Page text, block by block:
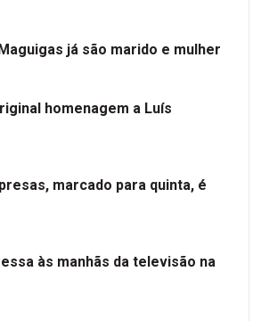
já são marido e mulher
homenagem a Luís
marcado para quinta, é
às manhãs da televisão na